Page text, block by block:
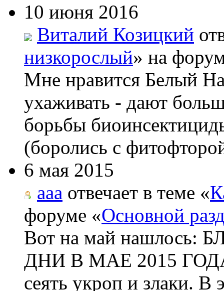
10 июня 2016
Виталий Козицкий
низкорослый» на
Мне нравится Белый
ухаживать - дают
борьбы
(боролись с
6 мая 2015
aaa отвечает в теме «
форуме «Основной
Вот на май
ДНИ В МАЕ 2015 ГОДА
сеять укроп и злаки. В